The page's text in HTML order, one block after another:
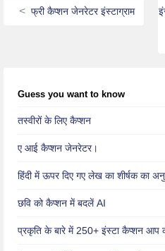
फ्री कैप्शन जेनरेटर इंस्टाग्राम
Guess you want to know
तस्वीरों के लिए कैप्शन
ए आई कैप्शन जेनरेटर।
हिंदी में ऊपर दिए गए लेख का शीर्षक का
छवि को कैप्शन में बदलें AI
प्रकृति के बारे में 250+ इंस्टा कैप्शन